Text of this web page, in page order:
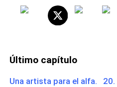
Último capítulo
Una artista para el alfa. 20.